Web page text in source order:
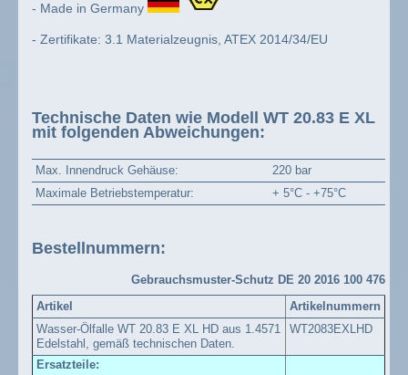
- Made in Germany
- Zertifikate: 3.1 Materialzeugnis, ATEX 2014/34/EU
Technische Daten wie Modell WT 20.83 E XL
mit folgenden Abweichungen:
Max. Innendruck Gehäuse:
220 bar
Maximale Betriebstemperatur:
+ 5°C - +75°C
Bestellnummern:
Gebrauchsmuster-Schutz DE 20 2016 100 476
Artikel
Artikelnummern
Wasser-Ölfalle WT 20.83 E XL HD aus 1.4571
Edelstahl, gemäß technischen Daten.
WT2083EXLHD
Ersatzteile: